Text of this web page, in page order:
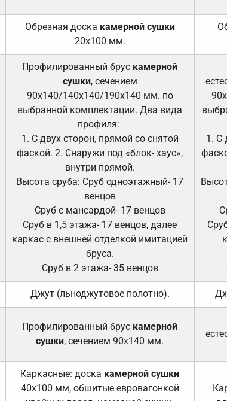
Обрезная доска камерной сушки
20х100 мм.
Профилированный брус камерной
сушки, сечением
90х140/140х140/190х140 мм. по
выбранной комплектации. Два вида
профиля:
1. С двух сторон, прямой со снятой
фаской. 2. Снаружи под «блок- хаус»,
внутри прямой.
Высота сруба: Сруб одноэтажный- 17
венцов
Сруб с мансардой- 17 венцов
Сруб в 1,5 этажа- 17 венцов, далее
каркас с внешней отделкой имитацией
бруса.
Сруб в 2 этажа- 35 венцов
1. С
Джут (льноджутовое полотно).
Профилированный брус камерной
сушки, сечением 90х140 мм.
Каркасные: доска камерной сушки
40х100 мм, обшитые евровагонкой